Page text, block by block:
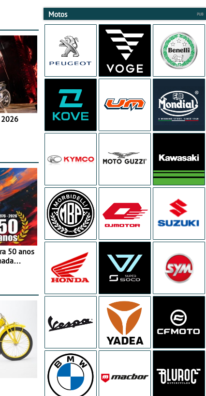
2026
50 anos
Motos